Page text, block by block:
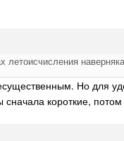
Но для
короткие,